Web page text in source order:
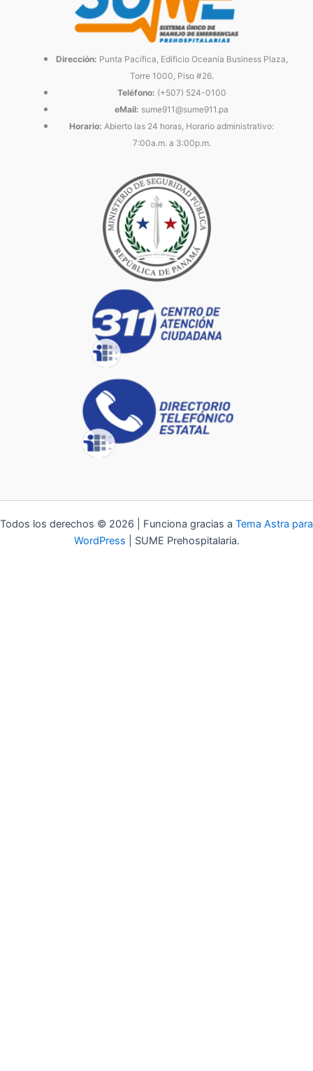
Dirección: Punta Pacífica, Edificio Oceanía Business Plaza,
Torre 1000, Piso #26.
Teléfono: (+507) 524-0100
eMail: sume911@sume911.pa
Horario: Abierto las 24 horas, Horario administrativo:
7:00a.m. a 3:00p.m.
Todos los derechos © 2026 | Funciona gracias a Tema Astra para
WordPress | SUME Prehospitalaria.